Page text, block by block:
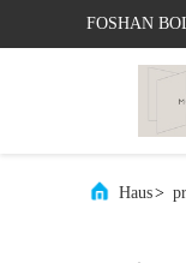
FOSHAN
Haus>